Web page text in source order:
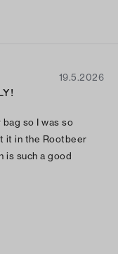
19.5.2026
so I was so
it in the Rootbeer
is such a good
pouch inside is also